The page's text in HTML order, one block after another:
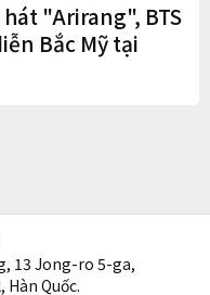
"Arirang", BTS
Bắc Mỹ tại
13 Jong-ro 5-ga,
Hàn Quốc.